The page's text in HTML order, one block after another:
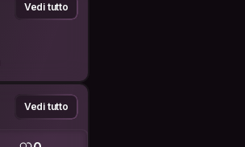
Vedi tutto
Vedi tutto